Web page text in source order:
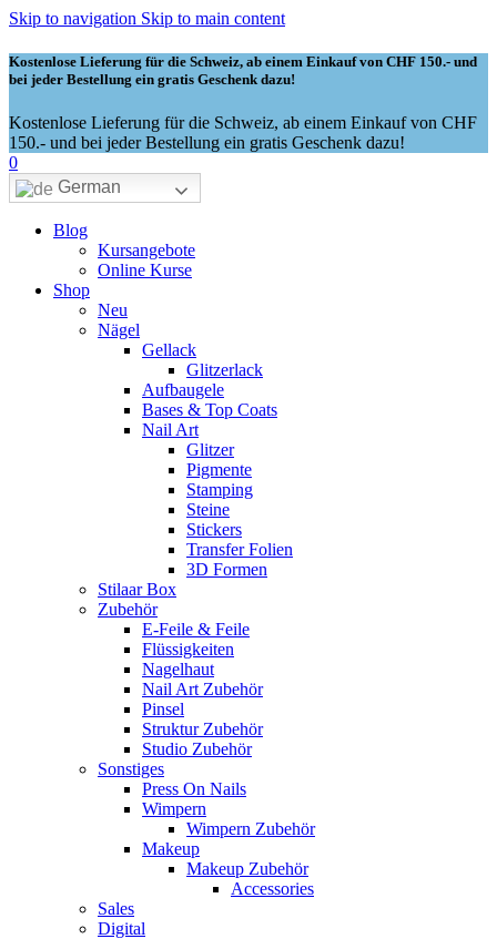
Skip to navigation Skip to main content
Kostenlose Lieferung für die Schweiz, ab einem Einkauf von CHF 150.- und
bei jeder Bestellung ein gratis Geschenk dazu!
Kostenlose Lieferung für die Schweiz, ab einem Einkauf von CHF
150.- und bei jeder Bestellung ein gratis Geschenk dazu!
0
German
Blog
Kursangebote
Online Kurse
Shop
Neu
Nägel
Gellack
Glitzerlack
Aufbaugele
Bases & Top Coats
Nail Art
Glitzer
Pigmente
Stamping
Steine
Stickers
Transfer Folien
3D Formen
Stilaar Box
Zubehör
E-Feile & Feile
Flüssigkeiten
Nagelhaut
Nail Art Zubehör
Pinsel
Struktur Zubehör
Studio Zubehör
Sonstiges
Press On Nails
Wimpern
Wimpern Zubehör
Makeup
Makeup Zubehör
Accessories
Sales
Digital